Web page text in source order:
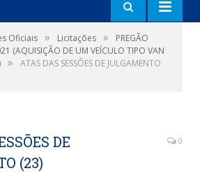
Oficiais » Licitações »
PREGÃO
(AQUISIÇÃO DE UM VEÍCULO TIPO VAN
»
ATAS DAS SESSÕES DE JULGAMENTO
DE
(23)
0